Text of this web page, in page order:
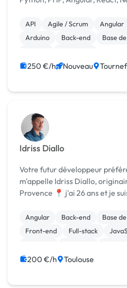
API Agile / Scrum Angular
Arduino
Back-end Base
250 €/h Nouveau
Idriss Diallo
Votre futur développeur préféré
m'appelle Idriss Diallo,
Provence 📍 j'ai 26 ans et je
& web mobile. 💻 Sites web
r...
Angular Back-end
Base
Front-end
Full-stack
200 €/h Toulouse